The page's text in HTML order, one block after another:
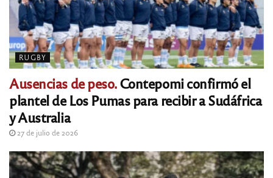
RUGBY
Ausencias de peso.Contepomi confirmó el
plantel de Los Pumas para recibir a Sudáfrica
y Australia
27 de julio de 2026